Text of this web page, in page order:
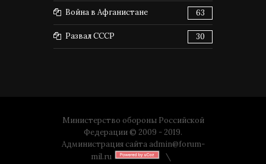
Война в Афганистане 63
Развал СССР 30
Министерство обороны Российской
Федерации © 2009 - 2019.
Администрация сайта admin@forum-
mil.ru